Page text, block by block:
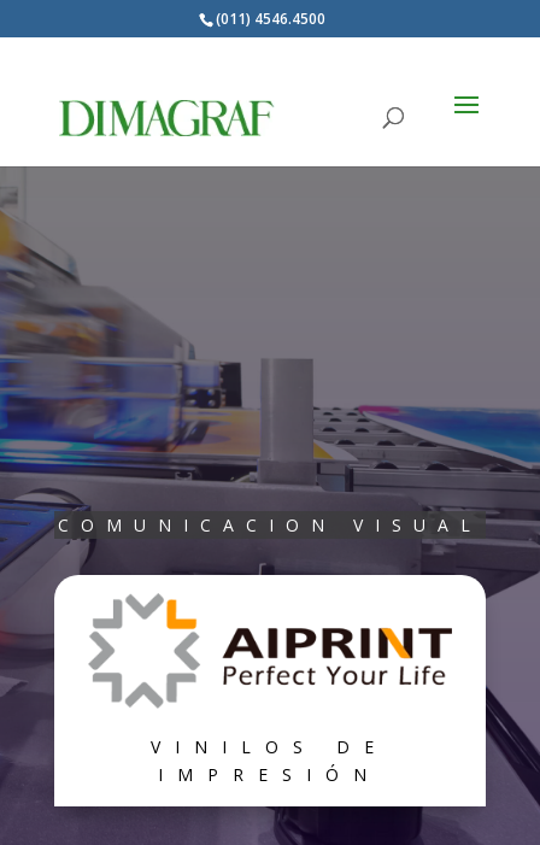
(011) 4546.4500
COMUNICACION VISUAL
VINILOS DE
IMPRESIÓN